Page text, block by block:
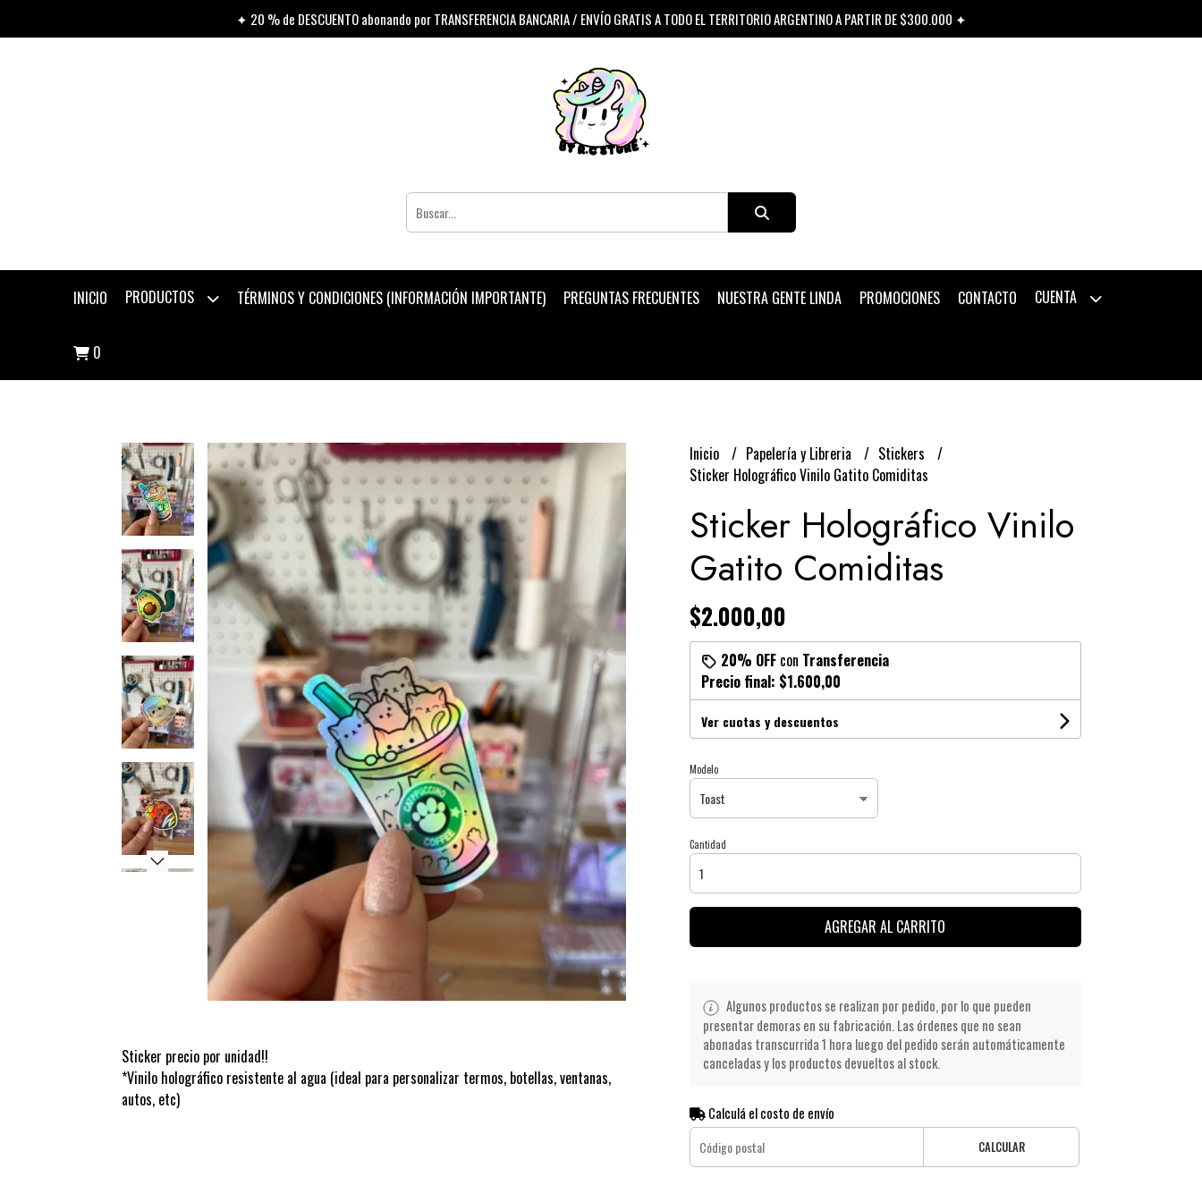
✦ 20 % de DESCUENTO abonando por TRANSFERENCIA BANCARIA / ENVÍO GRATIS A TODO EL TERRITORIO ARGENTINO A PARTIR DE $300.000 ✦
INICIO PRODUCTOS TÉRMINOS Y CONDICIONES (INFORMACIÓN IMPORTANTE) PREGUNTAS FRECUENTES NUESTRA GENTE LINDA PROMOCIONES CONTACTO CUENTA
0
Sticker precio por unidad!!
*Vinilo holográfico resistente al agua (ideal para personalizar termos, botellas, ventanas,
autos, etc)
Inicio Papelería y Libreria
Stickers
Sticker Holográfico Vinilo Gatito Comiditas
Sticker Holográfico Vinilo
Gatito Comiditas
$2.000,00
20% OFFcon Transferencia
Precio final: $1.600,00
Ver cuotas y descuentos
Modelo
Cantidad
AGREGAR AL CARRITO
Algunos productos se realizan por pedido, por lo que pueden
presentar demoras en su fabricación. Las órdenes que no sean
abonadas transcurrida 1 hora luego del pedido serán automáticamente
canceladas y los productos devueltos al stock.
Calculá el costo de envío
CALCULAR